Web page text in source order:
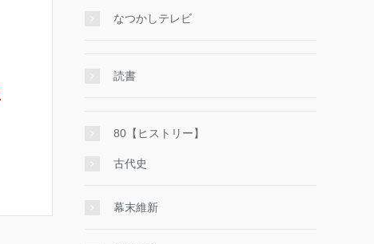
なつかしテレビ
読書
80【ヒストリー】
古代史
幕末維新